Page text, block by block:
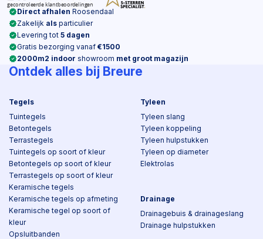
Direct afhalen Roosendaal
Zakelijk als particulier
Levering tot 5 dagen
Gratis bezorging vanaf €1500
2000m2 indoor showroom met groot magazijn
Ontdek alles bij Breure
Tegels
Tuintegels
Betontegels
Terrastegels
Tuintegels op soort of kleur
Betontegels op soort of kleur
Terrastegels op soort of kleur
Keramische tegels
Keramische tegels op afmeting
Keramische tegel op soort of
kleur
Opsluitbanden
Tyleen
Tyleen slang
Tyleen koppeling
Tyleen hulpstukken
Tyleen op diameter
Elektrolas
Drainage
Drainagebuis & drainageslang
Drainage hulpstukken